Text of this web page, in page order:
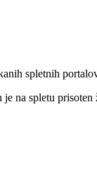
spletnih
na spletu prisoten